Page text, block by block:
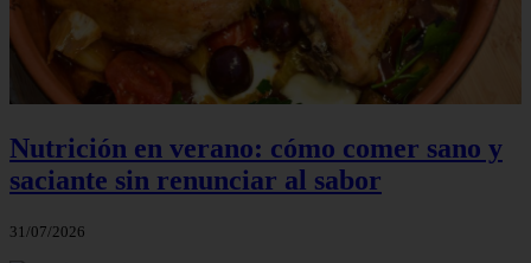
Nutrición en verano: cómo comer sano y
saciante sin renunciar al sabor
31/07/2026